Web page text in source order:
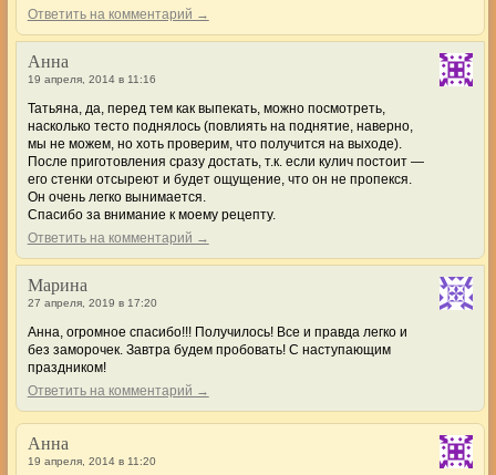
Ответить на комментарий →
Анна
19 апреля, 2014 в 11:16
Татьяна, да, перед тем как выпекать, можно посмотреть,
насколько тесто поднялось (повлиять на поднятие, наверно,
мы не можем, но хоть проверим, что получится на выходе).
После приготовления сразу достать, т.к. если кулич постоит —
его стенки отсыреют и будет ощущение, что он не пропекся.
Он очень легко вынимается.
Спасибо за внимание к моему рецепту.
Ответить на комментарий →
Марина
27 апреля, 2019 в 17:20
Анна, огромное спасибо!!! Получилось! Все и правда легко и
без заморочек. Завтра будем пробовать! С наступающим
праздником!
Ответить на комментарий →
Анна
19 апреля, 2014 в 11:20